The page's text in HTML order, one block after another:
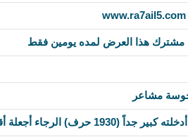
مشترك هذا العرض لمده يومين فقط
مشاعر
أجعلة أقصر إلى 350 حقل كحد أق